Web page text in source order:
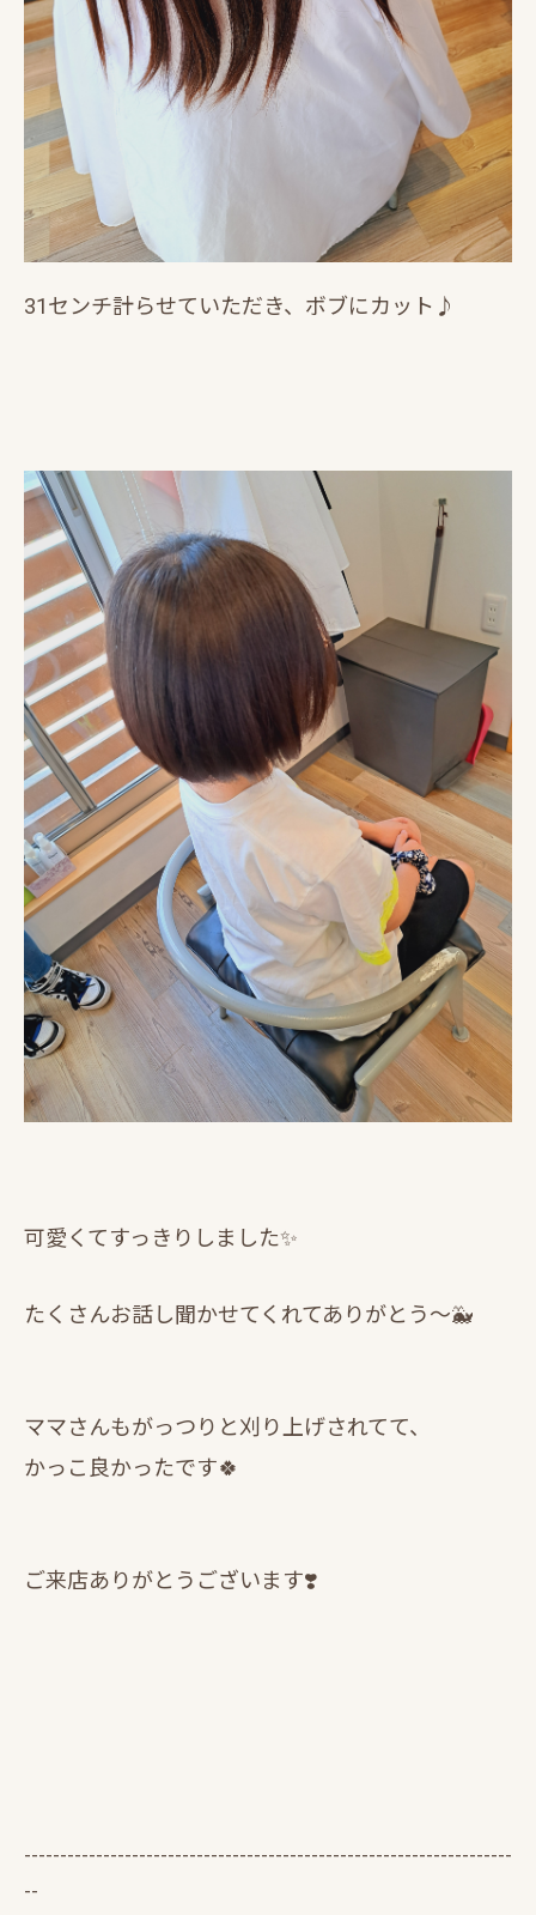
31センチ計らせていただき、ボブにカット♪
可愛くてすっきりしました✨
たくさんお話し聞かせてくれてありがとう～🐳
ママさんもがっつりと刈り上げされてて、
かっこ良かったです🍀
ご来店ありがとうございます❣️
--------------------------------------------------------------------
--